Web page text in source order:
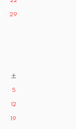
29
土
5
12
19